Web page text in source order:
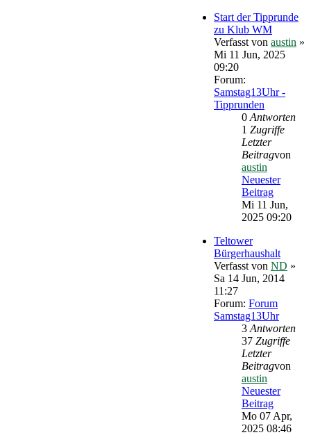
Start der Tipprunde
zu Klub WM
Verfasst von austin »
Mi 11 Jun, 2025
09:20
Forum:
Samstag13Uhr -
Tipprunden
0 Antworten
1 Zugriffe
Letzter
Beitragvon
austin
Neuester
Beitrag
Mi 11 Jun,
2025 09:20
Teltower
Bürgerhaushalt
Verfasst von ND »
Sa 14 Jun, 2014
11:27
Forum: Forum
Samstag13Uhr
3 Antworten
37 Zugriffe
Letzter
Beitragvon
austin
Neuester
Beitrag
Mo 07 Apr,
2025 08:46